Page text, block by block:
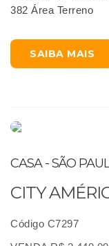
382 Área Terreno
SAIBA MAIS
CASA - SÃO
CITY
Código C7297